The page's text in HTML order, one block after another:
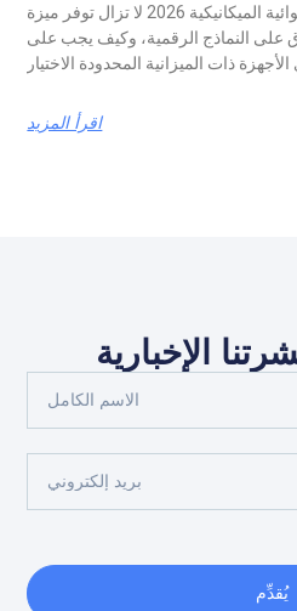
اكتشف ما إذا كانت المقلاة الهوائية الميكانيكية 2026 لا تزال توفر ميزة
على النماذج الرقمية، وكيف يجب على
اقرأ المزيد
الإخبارية
يُقدِّم